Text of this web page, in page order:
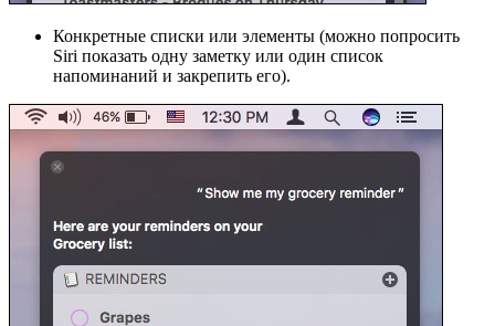
Конкретные списки или элементы (можно попросить
Siri показать одну заметку или один список
напоминаний и закрепить его).